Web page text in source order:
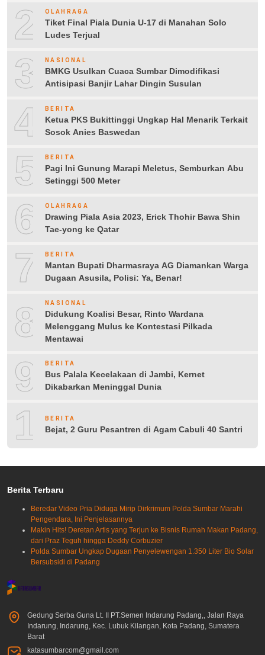
2 OLAHRAGA
Tiket Final Piala Dunia U-17 di Manahan Solo
Ludes Terjual
3 NASIONAL
BMKG Usulkan Cuaca Sumbar Dimodifikasi
Antisipasi Banjir Lahar Dingin Susulan
4 BERITA
Ketua PKS Bukittinggi Ungkap Hal Menarik Terkait
Sosok Anies Baswedan
5 BERITA
Pagi Ini Gunung Marapi Meletus, Semburkan Abu
Setinggi 500 Meter
6 OLAHRAGA
Drawing Piala Asia 2023, Erick Thohir Bawa Shin
Tae-yong ke Qatar
7 BERITA
Mantan Bupati Dharmasraya AG Diamankan Warga
Dugaan Asusila, Polisi: Ya, Benar!
8 NASIONAL
Didukung Koalisi Besar, Rinto Wardana
Melenggang Mulus ke Kontestasi Pilkada
Mentawai
9 BERITA
Bus Palala Kecelakaan di Jambi, Kernet
Dikabarkan Meninggal Dunia
10BERITA
Bejat, 2 Guru Pesantren di Agam Cabuli 40 Santri
Berita Terbaru
Beredar Video Pria Diduga Mirip Dirkrimum Polda Sumbar Marahi
Pengendara, Ini Penjelasannya
Makin Hits! Deretan Artis yang Terjun ke Bisnis Rumah Makan Padang,
dari Praz Teguh hingga Deddy Corbuzier
Polda Sumbar Ungkap Dugaan Penyelewengan 1.350 Liter Bio Solar
Bersubsidi di Padang
Gedung Serba Guna Lt. II PT.Semen Indarung Padang,, Jalan Raya
Indarung, Indarung, Kec. Lubuk Kilangan, Kota Padang, Sumatera
Barat
katasumbarcom@gmail.com